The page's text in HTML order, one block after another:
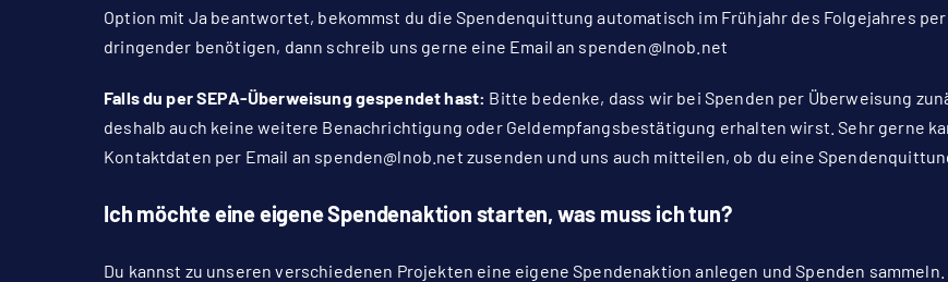
Option mit Ja beantwortet, bekommst du die Spendenquittung automatisch im Frühjahr des Folgejahres
dringender benötigen, dann schreib uns gerne eine Email an spenden@lnob.net
Falls du per SEPA-Überweisung gespendet hast: Bitte bedenke, dass wir bei Spenden per Überweisung
deshalb auch keine weitere Benachrichtigung oder Geldempfangsbestätigung erhalten wirst. Sehr gerne
Kontaktdaten per Email an spenden@lnob.net zusenden und uns auch mitteilen, ob du eine
Ich möchte eine eigene Spendenaktion starten, was muss ich tun?
Du kannst zu unseren verschiedenen Projekten eine eigene Spendenaktion anlegen und Spenden sammeln.